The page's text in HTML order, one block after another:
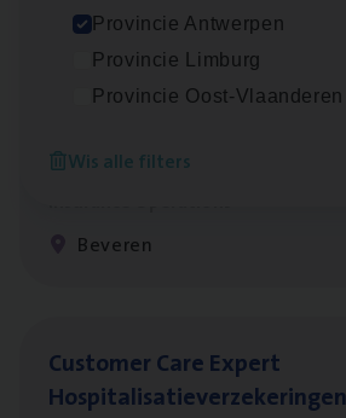
Provincie Antwerpen
Provincie Limburg
Provincie Oost-Vlaanderen
Wis alle filters
Antwerpen
Benefits
Beveren
Cus­to­mer Care Expert
Hospitalisatieverzekeringen